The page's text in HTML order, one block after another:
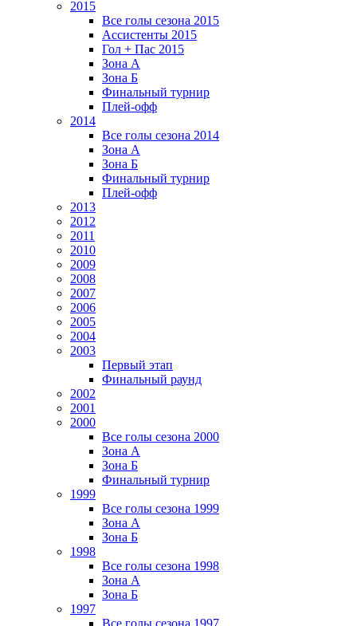
2015
Все голы сезона 2015
Ассистенты 2015
Гол + Пас 2015
Зона А
Зона Б
Финальный турнир
Плей-офф
2014
Все голы сезона 2014
Зона А
Зона Б
Финальный турнир
Плей-офф
2013
2012
2011
2010
2009
2008
2007
2006
2005
2004
2003
Первый этап
Финальный раунд
2002
2001
2000
Все голы сезона 2000
Зона А
Зона Б
Финальный турнир
1999
Все голы сезона 1999
Зона А
Зона Б
1998
Все голы сезона 1998
Зона А
Зона Б
1997
Все голы сезона 1997